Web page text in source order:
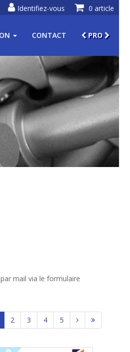
0 article
Identifiez-vous
CONTACT PRO
mail via le formulaire
2 3 4 5